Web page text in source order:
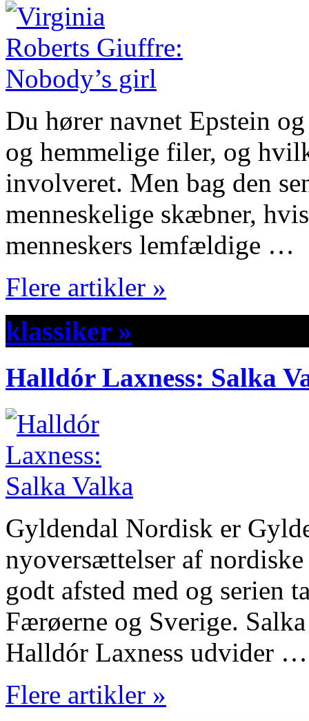
Du hører navnet Epstein
og hemmelige filer, og
involveret. Men bag den
menneskelige skæbner,
menneskers lemfældige …
Flere artikler »
klassiker »
Halldór Laxness: Salka
Gyldendal Nordisk er
nyoversættelser af
godt afsted med og serien
Færøerne og Sverige.
Halldór Laxness udvider …
Flere artikler »